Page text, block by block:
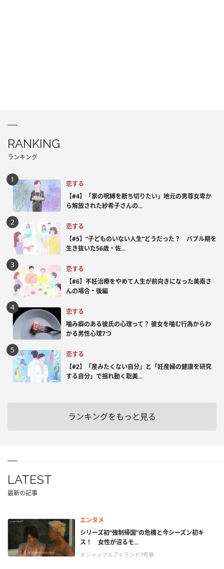
RANKING
ランキング
恋する
【#4】「家の呪縛を断ち切りたい」地元の男尊女卑か
ら解放された紗希子さんの...
恋する
【#5】“子どものいない人生”どうだった？ バブル期を
生き抜いた56歳・佐...
恋する
【#6】不妊治療をやめて人生が前向きになった美南さ
んの場合・後編
恋する
噛み癖のある彼氏の心理って？ 彼女を噛む行為からわ
かる男性心理7つ
恋する
【#2】「産みたくない自分」と「妊産婦の健康を研究
する自分」で揺れ動く聡美...
ランキングをもっと見る
LATEST
最新の記事
エンタメ
シリーズ初“強制帰国”の危機と今シーズン初キ
ス！ 女性が沼るモ...
＃シャッフルアイランド7考察